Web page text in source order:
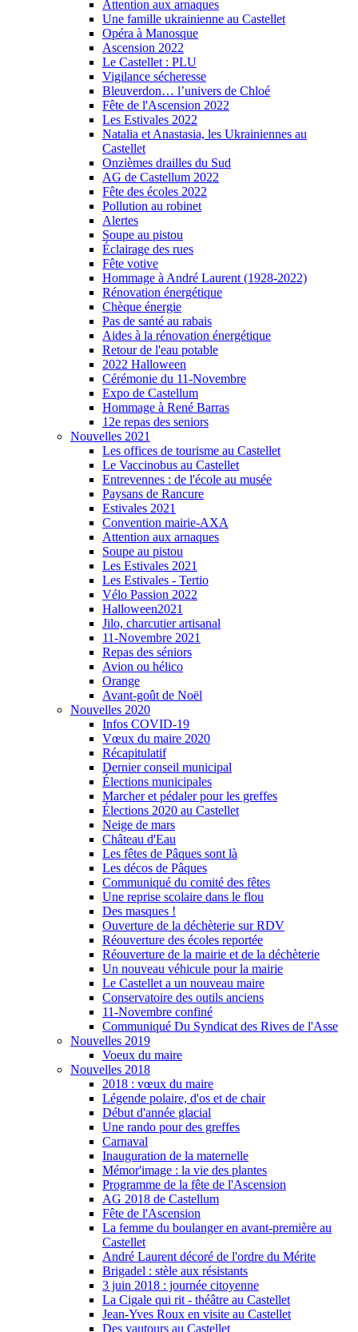
Attention aux arnaques
Une famille ukrainienne au Castellet
Opéra à Manosque
Ascension 2022
Le Castellet : PLU
Vigilance sécheresse
Bleuverdon… l’univers de Chloé
Fête de l'Ascension 2022
Les Estivales 2022
Natalia et Anastasia, les Ukrainiennes au
Castellet
Onzièmes drailles du Sud
AG de Castellum 2022
Fête des écoles 2022
Pollution au robinet
Alertes
Soupe au pistou
Éclairage des rues
Fête votive
Hommage à André Laurent (1928-2022)
Rénovation énergétique
Chèque énergie
Pas de santé au rabais
Aides à la rénovation énergétique
Retour de l'eau potable
2022 Halloween
Cérémonie du 11-Novembre
Expo de Castellum
Hommage à René Barras
12e repas des seniors
Nouvelles 2021
Les offices de tourisme au Castellet
Le Vaccinobus au Castellet
Entrevennes : de l'école au musée
Paysans de Rancure
Estivales 2021
Convention mairie-AXA
Attention aux arnaques
Soupe au pistou
Les Estivales 2021
Les Estivales - Tertio
Vélo Passion 2022
Halloween2021
Jilo, charcutier artisanal
11-Novembre 2021
Repas des séniors
Avion ou hélico
Orange
Avant-goût de Noël
Nouvelles 2020
Infos COVID-19
Vœux du maire 2020
Récapitulatif
Dernier conseil municipal
Élections municipales
Marcher et pédaler pour les greffes
Élections 2020 au Castellet
Neige de mars
Château d'Eau
Les fêtes de Pâques sont là
Les décos de Pâques
Communiqué du comité des fêtes
Une reprise scolaire dans le flou
Des masques !
Ouverture de la déchèterie sur RDV
Réouverture des écoles reportée
Réouverture de la mairie et de la déchèterie
Un nouveau véhicule pour la mairie
Le Castellet a un nouveau maire
Conservatoire des outils anciens
11-Novembre confiné
Communiqué Du Syndicat des Rives de l'Asse
Nouvelles 2019
Voeux du maire
Nouvelles 2018
2018 : vœux du maire
Légende polaire, d'os et de chair
Début d'année glacial
Une rando pour des greffes
Carnaval
Inauguration de la maternelle
Mémor'image : la vie des plantes
Programme de la fête de l'Ascension
AG 2018 de Castellum
Fête de l'Ascension
La femme du boulanger en avant-première au
Castellet
André Laurent décoré de l'ordre du Mérite
Brigadel : stèle aux résistants
3 juin 2018 : journée citoyenne
La Cigale qui rit - théâtre au Castellet
Jean-Yves Roux en visite au Castellet
Des vautours au Castellet